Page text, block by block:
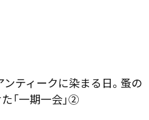
ティークに​染まる日。​蚤の​
「一期​一会」​②